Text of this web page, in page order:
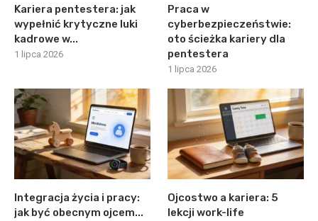
Kariera pentestera: jak
wypełnić krytyczne luki
kadrowe w...
1 lipca 2026
Praca w
cyberbezpieczeństwie:
oto ścieżka kariery dla
pentestera
1 lipca 2026
Integracja życia i pracy:
jak być obecnym ojcem...
Ojcostwo a kariera: 5
lekcji work-life